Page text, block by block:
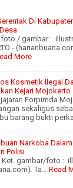
Di
/ gambar :
-
More
Kosmetik Ilegal
Kejari Mojokerto
Forpimda
sekaligus
barang bukti
Narkoba
Polisi
foto :
Ta…
Read